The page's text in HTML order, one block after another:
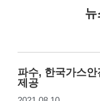
뉴
파수, 한국가스
제공